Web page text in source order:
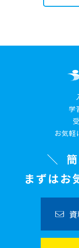
学
お気軽
まずはお